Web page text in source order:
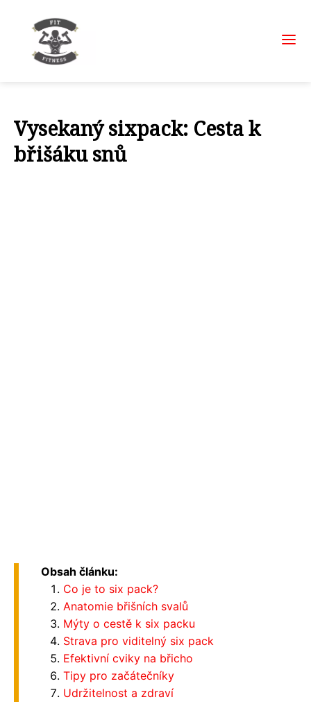
Vysekaný sixpack: Cesta k
břišáku snů
Obsah článku:
Co je to six pack?
Anatomie břišních svalů
Mýty o cestě k six packu
Strava pro viditelný six pack
Efektivní cviky na břicho
Tipy pro začátečníky
Udržitelnost a zdraví